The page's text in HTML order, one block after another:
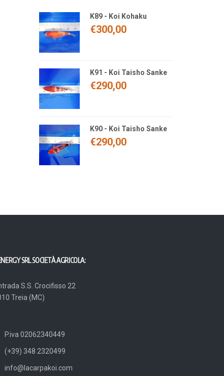
K89 - Koi Kohaku
€300,00
K91 - Koi Taisho Sanke
€290,00
K90 - Koi Taisho Sanke
€290,00
SRL SOCIETÀ AGRICOLA:
S.S. Crocifisso 22
Treia (MC)
P.iva 02062340449
(+39) 348 2320499
info@lacarpakoi.com